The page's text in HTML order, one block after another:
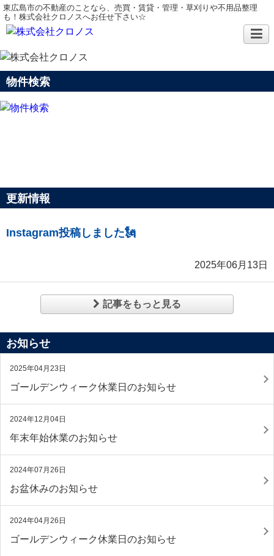
東広島市の不動産のことなら、売買・賃貸・管理・草刈りや不用品整理
も！株式会社クロノスへお任せ下さい☆
物件検索
更新情報
Instagram投稿しました🗽
2025年06月13日
記事をもっと見る
お知らせ
2025年04月23日
ゴールデンウィーク休業日のお知らせ
2024年12月04日
年末年始休業のお知らせ
2024年07月26日
お盆休みのお知らせ
2024年04月26日
ゴールデンウィーク休業日のお知らせ